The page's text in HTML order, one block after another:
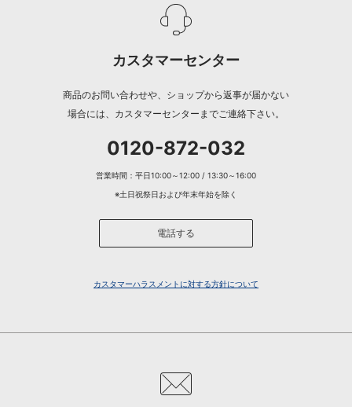
カスタマーセンター
商品のお問い合わせや、ショップから返事が届かない
場合には、カスタマーセンターまでご連絡下さい。
0120-872-032
営業時間：平日10:00～12:00 / 13:30～16:00
※土日祝祭日および年末年始を除く
電話する
カスタマーハラスメントに対する方針について